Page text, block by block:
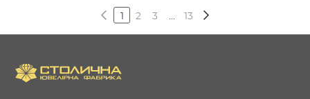
2 3 ... 13